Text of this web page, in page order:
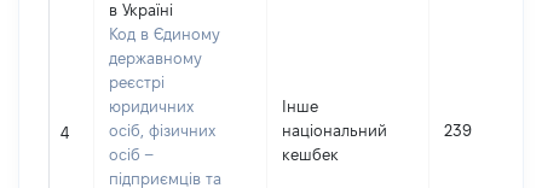
4
в Україні
Код в Єдиному
державному
реєстрі
юридичних
осіб, фізичних
осіб –
підприємців та
Інше
національний
кешбек
239